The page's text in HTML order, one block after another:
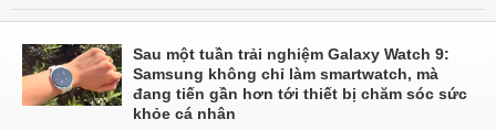
Sau một tuần trải nghiệm Galaxy Watch 9:
Samsung không chỉ làm smartwatch, mà
đang tiến gần hơn tới thiết bị chăm sóc sức
khỏe cá nhân